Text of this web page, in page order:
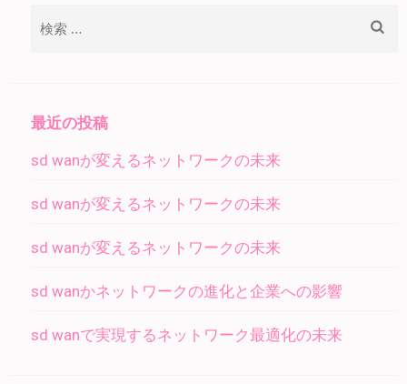
最近の投稿
sd wanが変えるネットワークの未来
sd wanが変えるネットワークの未来
sd wanが変えるネットワークの未来
sd wanかネットワークの進化と企業への影響
sd wanで実現するネットワーク最適化の未来